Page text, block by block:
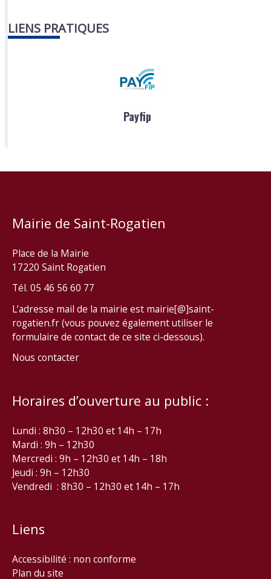
LIENS PRATIQUES
Payfip
Mairie de Saint-Rogatien
Place de la Mairie
17220 Saint Rogatien
Tél. 05 46 56 60 77
L’adresse mail de la mairie est mairie[@]saint-
rogatien.fr (vous pouvez également utiliser le
formulaire de contact de ce site ci-dessous).
Nous contacter
Horaires d’ouverture au public :
Lundi : 8h30 – 12h30 et 14h – 17h
Mardi : 9h – 12h30
Mercredi : 9h – 12h30 et 14h – 18h
Jeudi : 9h – 12h30
Vendredi : 8h30 – 12h30 et 14h – 17h
Liens
Accessibilité : non conforme
Plan du site